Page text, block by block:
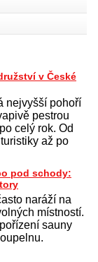
v České
nejvyšší pohoří
pestrou
celý rok. Od
až po
pod schody:
naráží na
místností.
sauny